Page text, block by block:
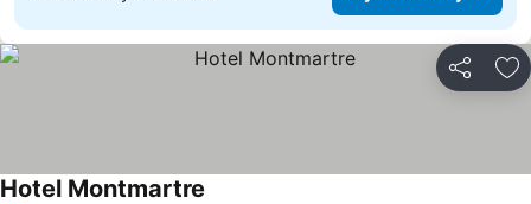
Hotel Montmartre